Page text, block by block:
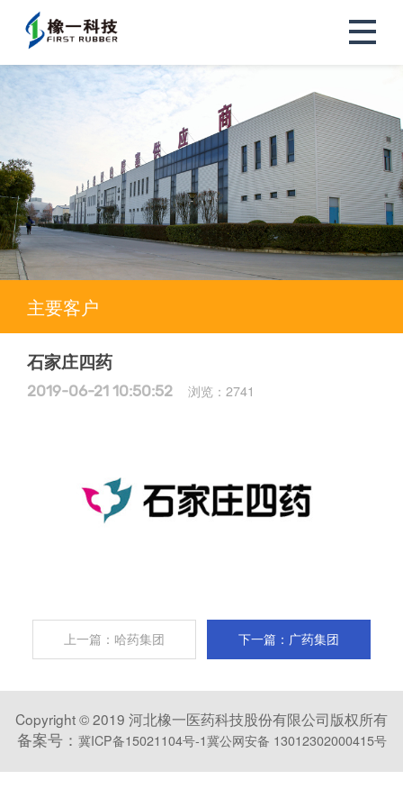
主要客户
石家庄四药
2019-06-21 10:50:52 浏览： 2741
上一篇：哈药集团 下一篇：广药集团
Copyright © 2019 河北橡一医药科技股份有限公司版权所有
备案号： 冀ICP备15021104号-1冀公网安备 13012302000415号